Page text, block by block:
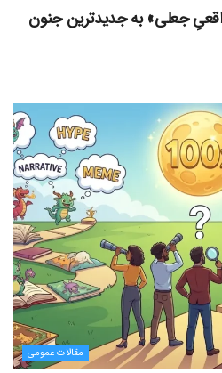
جعلی» به جدیدترین جنون
مقالات عمومی